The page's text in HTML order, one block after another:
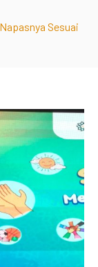
Sesuai